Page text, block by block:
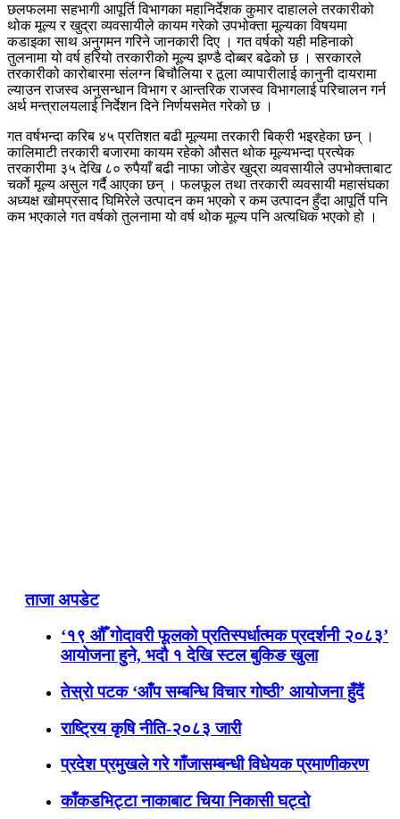
छलफलमा सहभागी आपूर्ति विभागका महानिर्देशक कुमार दाहालले तरकारीको
थोक मूल्य र खुद्रा व्यवसायीले कायम गरेको उपभोक्ता मूल्यका विषयमा
कडाइका साथ अनुगमन गरिने जानकारी दिए । गत वर्षको यही महिनाको
तुलनामा यो वर्ष हरियो तरकारीको मूल्य झण्डै दोब्बर बढेको छ । सरकारले
तरकारीको कारोबारमा संलग्न बिचौलिया र ठूला व्यापारीलाई कानुनी दायरामा
ल्याउन राजस्व अनुसन्धान विभाग र आन्तरिक राजस्व विभागलाई परिचालन गर्न
अर्थ मन्त्रालयलाई निर्देशन दिने निर्णयसमेत गरेको छ ।
गत वर्षभन्दा करिब ४५ प्रतिशत बढी मूल्यमा तरकारी बिक्री भइरहेका छन् ।
कालिमाटी तरकारी बजारमा कायम रहेको औसत थोक मूल्यभन्दा प्रत्येक
तरकारीमा ३५ देखि ८० रुपैयाँ बढी नाफा जोडेर खुद्रा व्यवसायीले उपभोक्ताबाट
चर्को मूल्य असुल गर्दै आएका छन् । फलफूल तथा तरकारी व्यवसायी महासंघका
अध्यक्ष खोमप्रसाद घिमिरेले उत्पादन कम भएको र कम उत्पादन हुँदा आपूर्ति पनि
कम भएकाले गत वर्षको तुलनामा यो वर्ष थोक मूल्य पनि अत्यधिक भएको हो ।
ताजा अपडेट
‘१९ औँ गोदावरी फूलको प्रतिस्पर्धात्मक प्रदर्शनी २०८३’
आयोजना हुने, भदौ १ देखि स्टल बुकिङ खुला
तेस्रो पटक ‘आँप सम्बन्धि विचार गोष्ठी’ आयोजना हुँदैं
राष्ट्रिय कृषि नीति-२०८३ जारी
प्रदेश प्रमुखले गरे गाँजासम्बन्धी विधेयक प्रमाणीकरण
काँकडभिट्टा नाकाबाट चिया निकासी घट्दो